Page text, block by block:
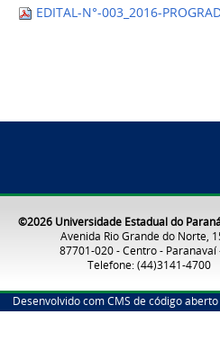
EDITAL-N°-003_2016-
©2026 Universidade Estadual do Paraná
Avenida Rio Grande do Norte,
87701-020 - Centro - Paranavaí
Telefone: (44)3141-4700
Desenvolvido com CMS de código aberto